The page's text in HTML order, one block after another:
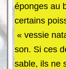
éponges au
certains
« vessie
son. Si ces
sable, ils ne